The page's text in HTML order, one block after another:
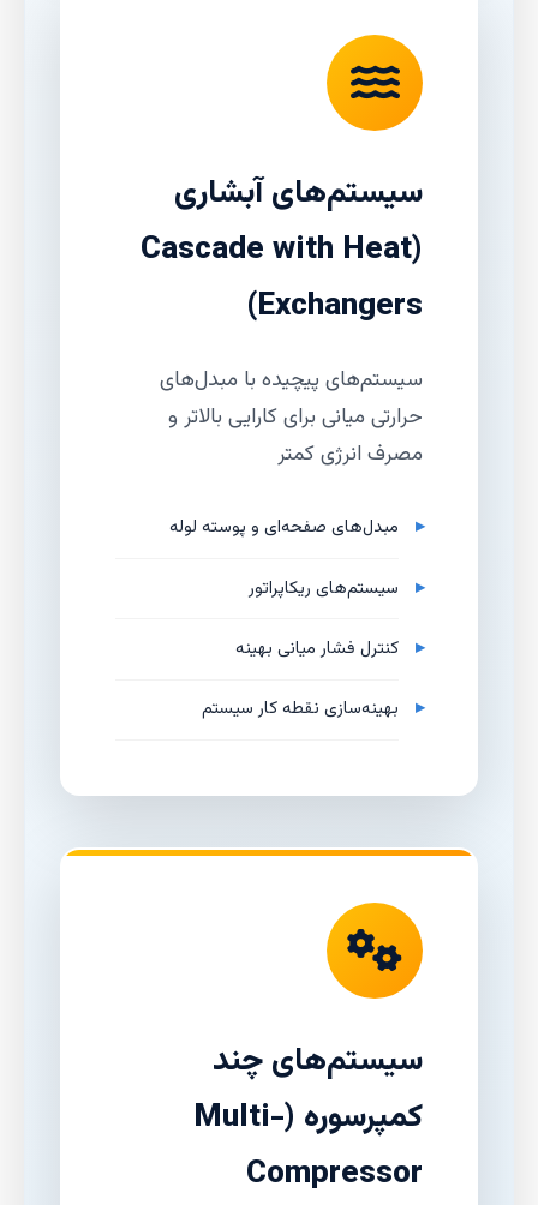
سیستم‌های آبشاری
(Cascade with Heat
Exchangers)
سیستم‌های پیچیده با مبدل‌های
حرارتی میانی برای کارایی بالاتر و
مصرف انرژی کمتر
مبدل‌های صفحه‌ای و پوسته لوله
سیستم‌های ریکاپراتور
کنترل فشار میانی بهینه
بهینه‌سازی نقطه کار سیستم
سیستم‌های چند
کمپرسوره (Multi-
Compressor